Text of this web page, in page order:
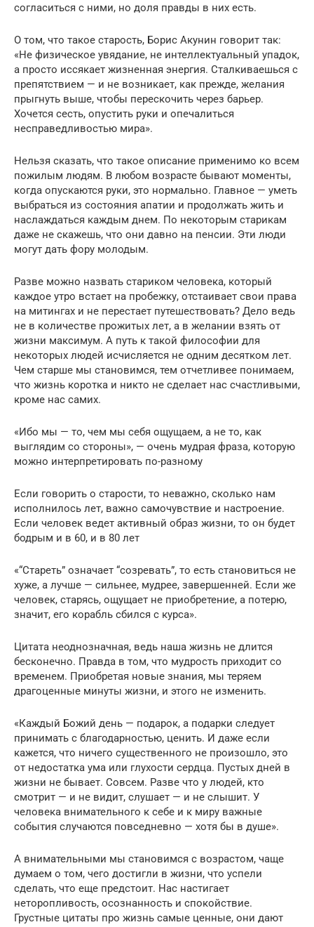
согласиться с ними, но доля правды в них есть.
О том, что такое старость, Борис Акунин говорит так:
«Не физическое увядание, не интеллектуальный упадок,
а просто иссякает жизненная энергия. Сталкиваешься с
препятствием — и не возникает, как прежде, желания
прыгнуть выше, чтобы перескочить через барьер.
Хочется сесть, опустить руки и опечалиться
несправедливостью мира».
Нельзя сказать, что такое описание применимо ко всем
пожилым людям. В любом возрасте бывают моменты,
когда опускаются руки, это нормально. Главное — уметь
выбраться из состояния апатии и продолжать жить и
наслаждаться каждым днем. По некоторым старикам
даже не скажешь, что они давно на пенсии. Эти люди
могут дать фору молодым.
Разве можно назвать стариком человека, который
каждое утро встает на пробежку, отстаивает свои права
на митингах и не перестает путешествовать? Дело ведь
не в количестве прожитых лет, а в желании взять от
жизни максимум. А путь к такой философии для
некоторых людей исчисляется не одним десятком лет.
Чем старше мы становимся, тем отчетливее понимаем,
что жизнь коротка и никто не сделает нас счастливыми,
кроме нас самих.
«Ибо мы — то, чем мы себя ощущаем, а не то, как
выглядим со стороны», — очень мудрая фраза, которую
можно интерпретировать по-разному
Если говорить о старости, то неважно, сколько нам
исполнилось лет, важно самочувствие и настроение.
Если человек ведет активный образ жизни, то он будет
бодрым и в 60, и в 80 лет
«“Стареть” означает “созревать”, то есть становиться не
хуже, а лучше — сильнее, мудрее, завершенней. Если же
человек, старясь, ощущает не приобретение, а потерю,
значит, его корабль сбился с курса».
Цитата неоднозначная, ведь наша жизнь не длится
бесконечно. Правда в том, что мудрость приходит со
временем. Приобретая новые знания, мы теряем
драгоценные минуты жизни, и этого не изменить.
«Каждый Божий день — подарок, а подарки следует
принимать с благодарностью, ценить. И даже если
кажется, что ничего существенного не произошло, это
от недостатка ума или глухости сердца. Пустых дней в
жизни не бывает. Совсем. Разве что у людей, кто
смотрит — и не видит, слушает — и не слышит. У
человека внимательного к себе и к миру важные
события случаются повседневно — хотя бы в душе».
А внимательными мы становимся с возрастом, чаще
думаем о том, чего достигли в жизни, что успели
сделать, что еще предстоит. Нас настигает
неторопливость, осознанность и спокойствие.
Грустные цитаты про жизнь самые ценные, они дают